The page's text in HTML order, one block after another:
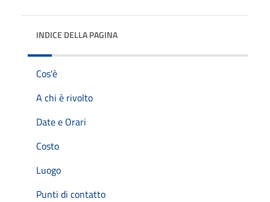
INDICE DELLA PAGINA
Cos'è
A chi è rivolto
Date e Orari
Costo
Luogo
Punti di contatto